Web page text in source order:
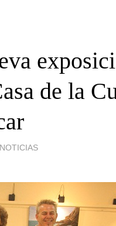
de la
NOTICIAS